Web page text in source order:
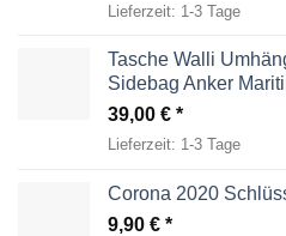
Lieferzeit: 1-3 Tage
Tasche Walli
Sidebag Anker
39,00 €
Lieferzeit: 1-3 Tage
Corona 2020
9,90 €